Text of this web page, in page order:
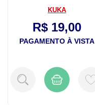
KUKA
R$ 19,00
PAGAMENTO À VISTA